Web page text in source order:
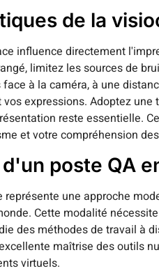
de la
influence directement
limitez les sources de
à la caméra, à une
expressions. Adoptez
reste essentielle.
et votre compréhension
poste QA
une approche
Cette modalité
des méthodes de travail à
maîtrise des outils
virtuels.